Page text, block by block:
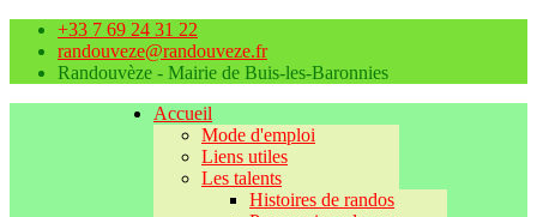
+33 7 69 24 31 22
randouveze@randouveze.fr
Randouvèze - Mairie de Buis-les-Baronnies
Accueil
Mode d'emploi
Liens utiles
Les talents
Histoires de randos